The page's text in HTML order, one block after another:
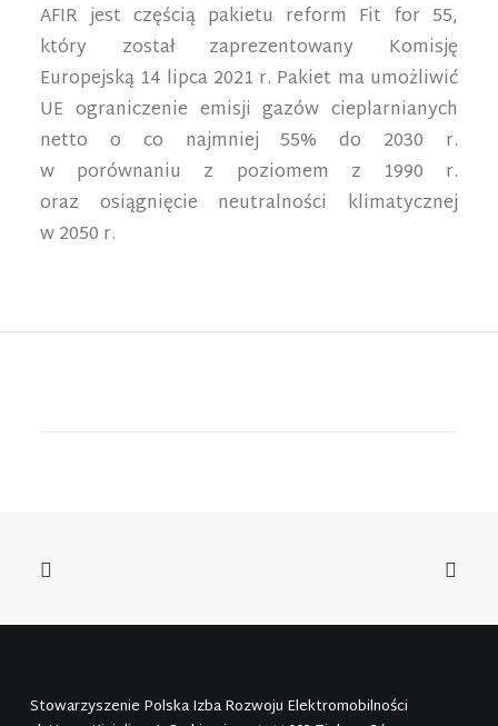
AFIR jest częścią pakietu reform Fit for 55,
który został zaprezentowany Komisję
Europejską 14 lipca 2021 r. Pakiet ma umożliwić
UE ograniczenie emisji gazów cieplarnianych
netto o co najmniej 55% do 2030 r.
w porównaniu z poziomem z 1990 r.
oraz osiągnięcie neutralności klimatycznej
w 2050 r.
Stowarzyszenie Polska Izba Rozwoju Elektromobilności